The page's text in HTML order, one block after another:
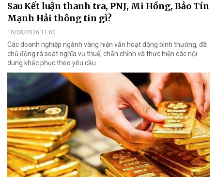
Sau Kết luận thanh tra, PNJ, Mi Hồng, Bảo Tín
Mạnh Hải thông tin gì?
10/08/2026 11:00
Các doanh nghiệp ngành vàng hiện vẫn hoạt động bình thường, đã
chủ động rà soát nghĩa vụ thuế, chấn chỉnh và thực hiện các nội
dung khắc phục theo yêu cầu.